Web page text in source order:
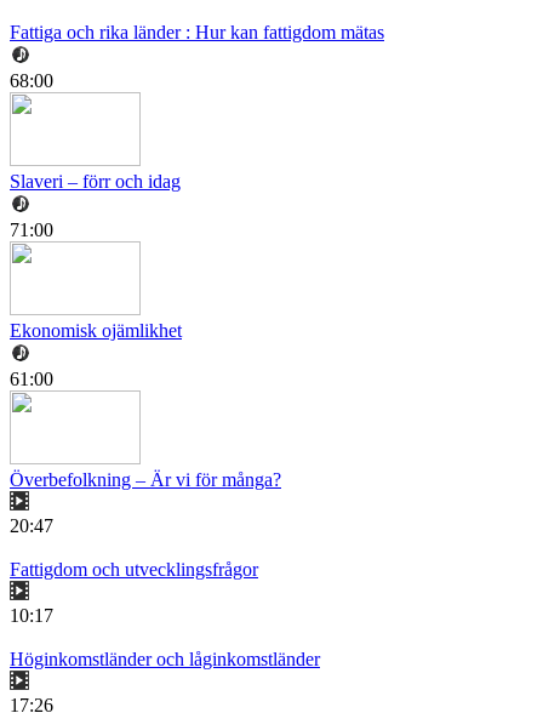
Fattiga och rika länder : Hur kan fattigdom mätas
68:00
Slaveri – förr och idag
71:00
Ekonomisk ojämlikhet
61:00
Överbefolkning – Är vi för många?
20:47
Fattigdom och utvecklingsfrågor
10:17
Höginkomstländer och låginkomstländer
17:26